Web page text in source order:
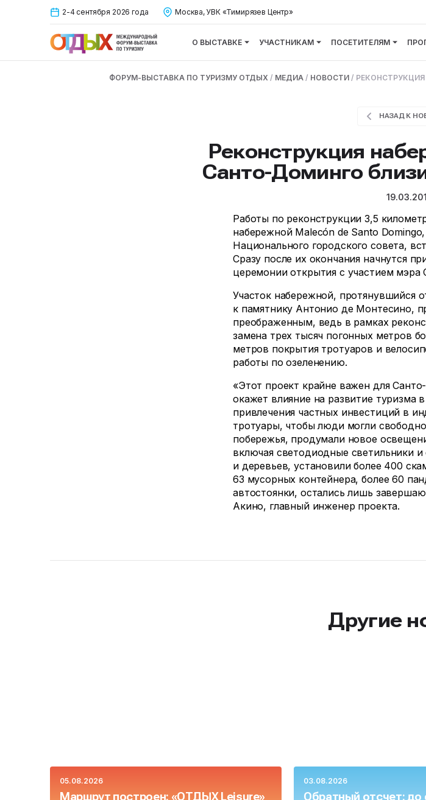
О ВЫСТАВКЕ УЧАСТНИКАМ ПОСЕТИТЕЛЯМ
2-4 сентября 2026 года Москва, УВК «Тимирязев Центр»
ФОРУМ-ВЫСТАВКА ПО ТУРИЗМУ ОТДЫХ / МЕДИА / НОВОСТИ /
НАЗАД К
Реконструкция
Санто-Доминго
Работы по реконструкции 3,5
набережной Malecón de Santo
Национального городского совета,
Сразу после их окончания начнутся
церемонии открытия с участием
Участок набережной, протянувшийся
к памятнику Антонио де Монтесино,
преображенным, ведь в рамках
замена трех тысяч погонных метров
метров покрытия тротуаров и
работы по озеленению.
«Этот проект крайне важен для
окажет влияние на развитие туризма
привлечения частных инвестиций в
тротуары, чтобы люди могли
побережья, продумали новое
включая светодиодные светильники
и деревьев, установили более 400
63 мусорных контейнера, более 60
автостоянки, остались лишь
Акино, главный инженер проекта.
Другие
05.08.2026
Маршрут построен: «ОТДЫХ Leisure»
03.08.2026
Обратный отсчет: